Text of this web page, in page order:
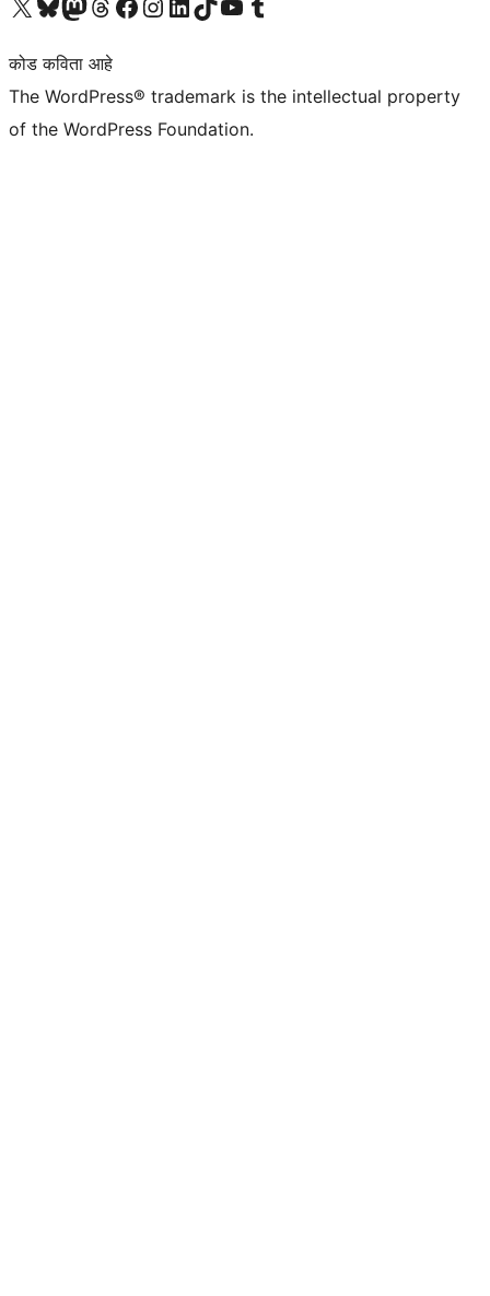
कोड कविता आहे
The WordPress® trademark is the intellectual property
of the WordPress Foundation.